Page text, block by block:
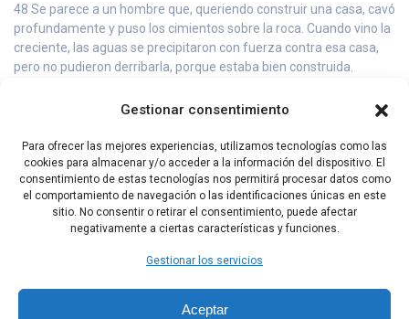
Gestionar consentimiento
Para ofrecer las mejores experiencias, utilizamos tecnologías como las
cookies para almacenar y/o acceder a la información del dispositivo. El
consentimiento de estas tecnologías nos permitirá procesar datos como
el comportamiento de navegación o las identificaciones únicas en este
sitio. No consentir o retirar el consentimiento, puede afectar
negativamente a ciertas características y funciones.
Gestionar los servicios
Aceptar
48 Se parece a un hombre que, queriendo construir una casa, cavó
profundamente y puso los cimientos sobre la roca. Cuando vino la
creciente, las aguas se precipitaron con fuerza contra esa casa,
pero no pudieron derribarla, porque estaba bien construida.
se parece a un hombre que construyó su casa sobre tierra, sin
cimientos. Cuando las aguas se precipitaron contra ella, en
seguida se derrumbó, y el desastre que sobrevino a esa casa fue
grande».
Capítulo Anterior Capítulo Siguiente